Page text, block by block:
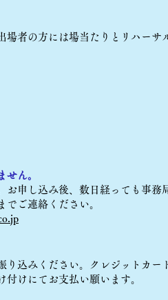
場者の方には場当たりとリハーサ
せん。
お申し込み後、数日経っても事務
でご連絡ください。
り込みください。クレジットカー
けにてお支払い願います。